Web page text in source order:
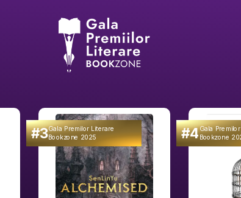
#3Gala Premilor Literare
Bookzone 2025 #4Gala
Bookzone